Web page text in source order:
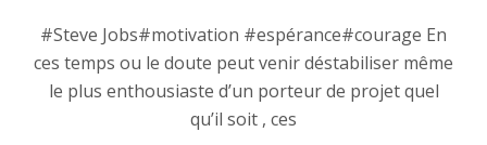
#Steve Jobs#motivation #espérance#courage En
ces temps ou le doute peut venir déstabiliser même
le plus enthousiaste d’un porteur de projet quel
qu’il soit , ces